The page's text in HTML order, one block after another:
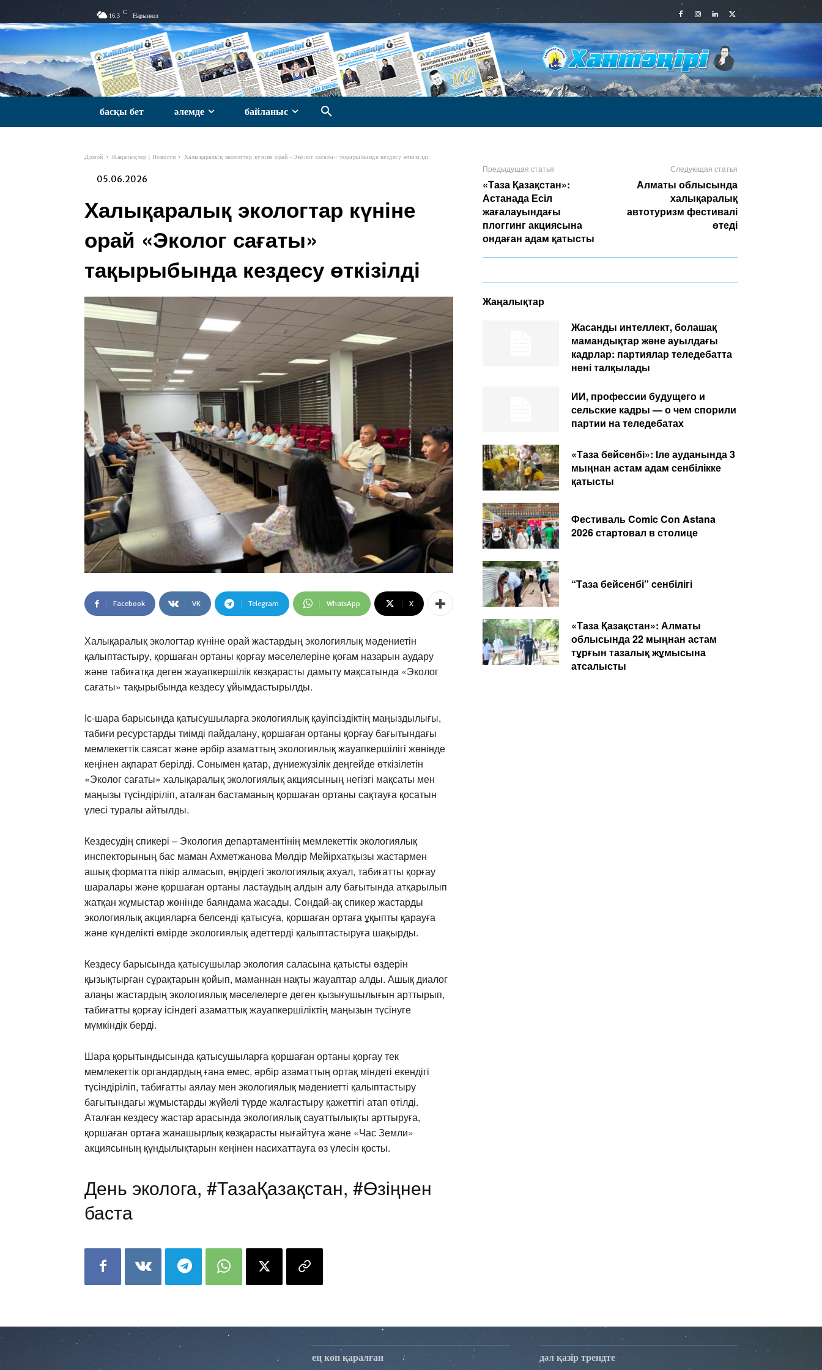
16.3
C
Нарынкол
басқы бет әлемде байланыс
Домой Жаңалықтар | Новости Халықаралық экологтар күніне орай «Эколог сағаты» тақырыбында кездесу өткізілді
05.06.2026
Халықаралық экологтар күніне
орай «Эколог сағаты»
тақырыбында кездесу өткізілді
Facebook VK Telegram WhatsApp X
Халықаралық экологтар күніне орай жастардың экологиялық мәдениетін
қалыптастыру, қоршаған ортаны қорғау мәселелеріне қоғам назарын аудару
және табиғатқа деген жауапкершілік көзқарасты дамыту мақсатында «Эколог
сағаты» тақырыбында кездесу ұйымдастырылды.
Іс-шара барысында қатысушыларға экологиялық қауіпсіздіктің маңыздылығы,
табиғи ресурстарды тиімді пайдалану, қоршаған ортаны қорғау бағытындағы
мемлекеттік саясат және әрбір азаматтың экологиялық жауапкершілігі жөнінде
кеңінен ақпарат берілді. Сонымен қатар, дүниежүзілік деңгейде өткізілетін
«Эколог сағаты» халықаралық экологиялық акциясының негізгі мақсаты мен
маңызы түсіндіріліп, аталған бастаманың қоршаған ортаны сақтауға қосатын
үлесі туралы айтылды.
Кездесудің спикері – Экология департаментінің мемлекеттік экологиялық
инспекторының бас маман Ахметжанова Мөлдір Мейірхатқызы жастармен
ашық форматта пікір алмасып, өңірдегі экологиялық ахуал, табиғатты қорғау
шаралары және қоршаған ортаны ластаудың алдын алу бағытында атқарылып
жатқан жұмыстар жөнінде баяндама жасады. Сондай-ақ спикер жастарды
экологиялық акцияларға белсенді қатысуға, қоршаған ортаға ұқыпты қарауға
және күнделікті өмірде экологиялық әдеттерді қалыптастыруға шақырды.
Кездесу барысында қатысушылар экология саласына қатысты өздерін
қызықтырған сұрақтарын қойып, маманнан нақты жауаптар алды. Ашық диалог
алаңы жастардың экологиялық мәселелерге деген қызығушылығын арттырып,
табиғатты қорғау ісіндегі азаматтық жауапкершіліктің маңызын түсінуге
мүмкіндік берді.
Шара қорытындысында қатысушыларға қоршаған ортаны қорғау тек
мемлекеттік органдардың ғана емес, әрбір азаматтың ортақ міндеті екендігі
түсіндіріліп, табиғатты аялау мен экологиялық мәдениетті қалыптастыру
бағытындағы жұмыстарды жүйелі түрде жалғастыру қажеттігі атап өтілді.
Аталған кездесу жастар арасында экологиялық сауаттылықты арттыруға,
қоршаған ортаға жанашырлық көзқарасты нығайтуға және «Час Земли»
акциясының құндылықтарын кеңінен насихаттауға өз үлесін қосты.
День эколога, #ТазаҚазақстан, #Өзіңнен
баста
Предыдущая статья
«Таза Қазақстан»:
Астанада Есіл
жағалауындағы
плоггинг акциясына
ондаған адам қатысты
Следующая статья
Алматы облысында
халықаралық
автотуризм фестивалі
өтеді
Жаңалықтар
Жасанды интеллект, болашақ
мамандықтар және ауылдағы
кадрлар: партиялар теледебатта
нені талқылады
ИИ, профессии будущего и
сельские кадры — о чем спорили
партии на теледебатах
«Таза бейсенбі»: Іле ауданында 3
мыңнан астам адам сенбілікке
қатысты
Фестиваль Comic Con Astana
2026 стартовал в столице
“Таза бейсенбі” cенбілігі
«Таза Қазақстан»: Алматы
облысында 22 мыңнан астам
тұрғын тазалық жұмысына
атсалысты
ең көп қаралған дәл қазір трендте